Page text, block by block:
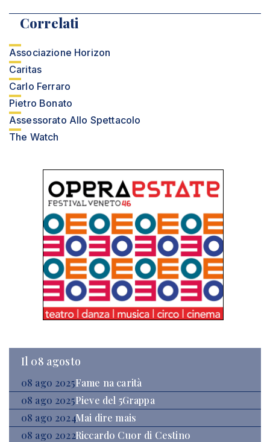
Correlati
Associazione Horizon
Caritas
Carlo Ferraro
Pietro Bonato
Assessorato Allo Spettacolo
The Watch
Il 08 agosto
08 ago 2025Fame na carità
08 ago 2025Pieve del 5Grappa
08 ago 2024Mai dire mais
08 ago 2022Riccardo Cuor di Cestino